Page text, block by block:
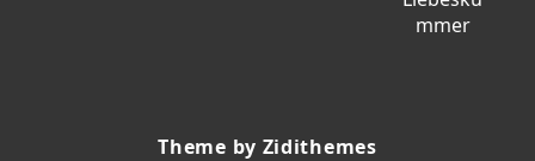
Theme by Zidithemes